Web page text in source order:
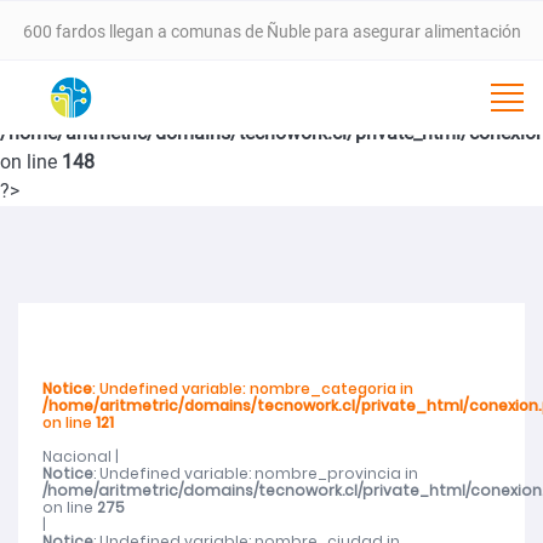
600 fardos llegan a comunas de Ñuble para asegurar alimentación
VALLE DEL ITATA PROYECTA NUEVA ETAPA DE DESARROLLO CON
Programa 4 a 7 del SernamEG abre postulaciones para apoyar a
mujeres trabajadoras en el cuidado de niñas y niños
SernamEG Ñuble logra condena de 20 años de cárcel por caso de
Notice: Undefined variable: nombre_subcategoria in
/home/aritmetric/domains/tecnowork.cl/private_html/
on line 148
?>
Notice: Undefined variable: nombre_categoria in
/home/aritmetric/domains/tecnowork.cl/private_html/
on line 121
Nacional |
Notice: Undefined variable: nombre_provincia in
/home/aritmetric/domains/tecnowork.cl/private_html/
on line 275
|